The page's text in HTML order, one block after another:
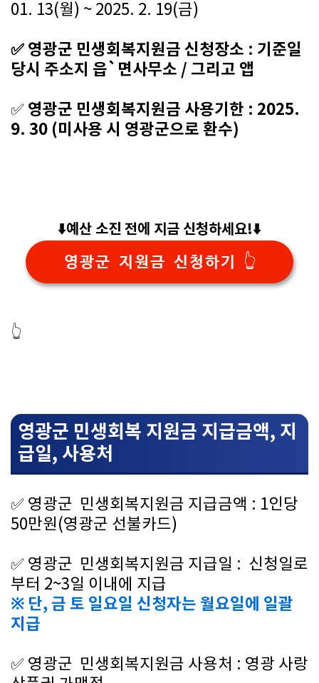
01. 13(월) ~ 2025. 2. 19(금)
✅ 영광군 민생회복지원금 신청장소 : 기준일
당시 주소지 읍`면사무소 / 그리고 앱
✅ 영광군 민생회복지원금 사용기한 : 2025.
9. 30 (미사용 시 영광군으로 환수)
⬇️예산 소진 전에 지금 신청하세요!⬇️
영광군 지원금 신청하기 👆️
👆
영광군 민생회복 지원금 지급금액, 지
급일, 사용처
✅ 영광군 민생회복지원금 지급금액 : 1인당
50만원(영광군 선불카드)
✅ 영광군 민생회복지원금 지급일 : 신청일로
부터 2~3일 이내에 지급
※ 단, 금 토 일요일 신청자는 월요일에 일괄
지급
✅ 영광군 민생회복지원금 사용처 : 영광 사랑